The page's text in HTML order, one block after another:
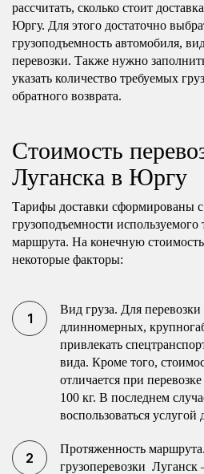
рассчитать, сколько стоит
Юргу. Для этого достаточно
грузоподъемность автомобиля,
перевозки. Также нужно
указать количество требуемых
обратного возврата.
Стоимость
Луганска в Юргу
Тарифы доставки сформированы
грузоподъемности
маршрута. На конечную
некоторые факторы:
Вид груза. Для
длинномерных,
привлекать
вида. Кроме того,
отличается при
100 кг. В последнем
воспользоваться услугой
Протяженность
грузоперевозки